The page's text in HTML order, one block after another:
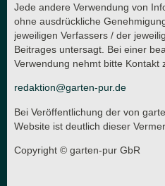
Jede andere Verwendung von
ohne ausdrückliche
jeweiligen Verfassers / der
Beitrages untersagt. Bei einer
Verwendung nehmt bitte Kontakt
redaktion@garten-pur.de
Bei Veröffentlichung der von
Website ist deutlich dieser
Copyright © garten-pur GbR